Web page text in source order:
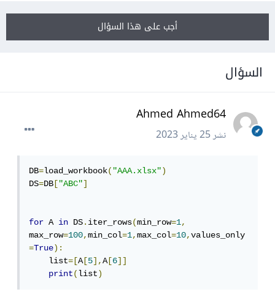
أجب على هذا السؤال
السؤال
Ahmed Ahmed64
نشر25 يناير 2023
DB=load_workbook("AAA.xlsx")
DS=DB ["ABC"]
for A in DS.iter_rows(min_row=1,
max_row=100,min_col=1,max_col=10,
=True):
    list
=[A[5],A[6]]
print(list)